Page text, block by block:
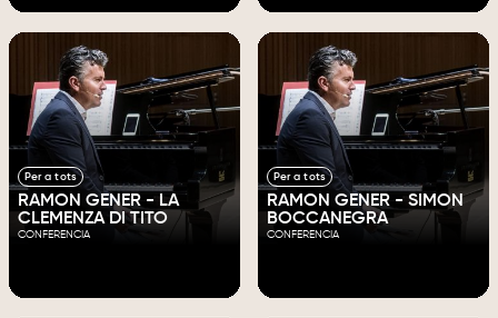
Per a tots
RAMON GENER - LA
CLEMENZA DI TITO
CONFERENCIA
Per a tots
RAMON GENER - SIMON
BOCCANEGRA
CONFERENCIA